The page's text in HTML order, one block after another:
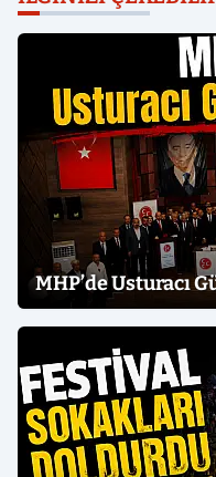
MHP’de Usturacı